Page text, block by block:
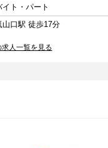
イト・パート
山口駅 徒歩17分
人一覧を見る